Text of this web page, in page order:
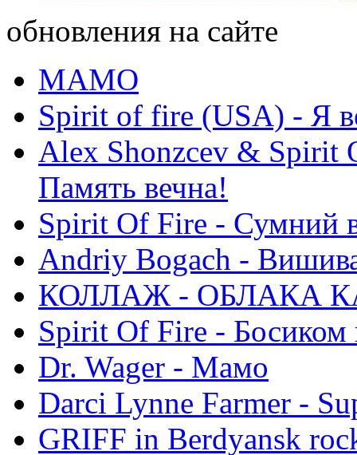
обновления на сайте
МАМО
Spirit of fire (USA) - Я
Alex Shonzcev & Spirit
Память вечна!
Spirit Of Fire - Сумний
Andriy Bogach -
КОЛЛАЖ - ОБЛАКА
Spirit Of Fire - Босиком
Dr. Wager - Мамо
Darci Lynne Farmer -
GRIFF in Berdyansk